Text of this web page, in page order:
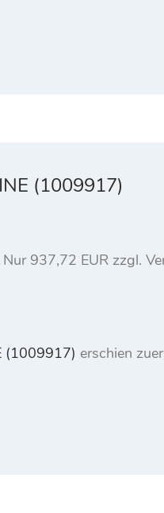
(1009917)
937,72 EUR zzgl.
(1009917) erschien